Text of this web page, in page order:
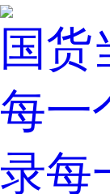
国货
每一
录每